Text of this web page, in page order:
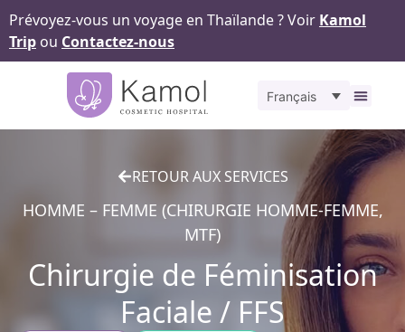
Prévoyez-vous un voyage en Thaïlande ? Voir Kamol
Trip ou Contactez-nous
Français
RETOUR AUX SERVICES
HOMME – FEMME (CHIRURGIE HOMME-FEMME,
MTF)
Chirurgie de Féminisation
Faciale / FFS